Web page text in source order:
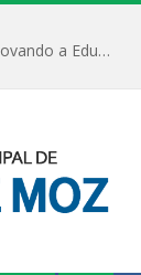
Inteligência Artificial e Tecnologia Assistiva: Inovando a Educação Especial e Inclusiva